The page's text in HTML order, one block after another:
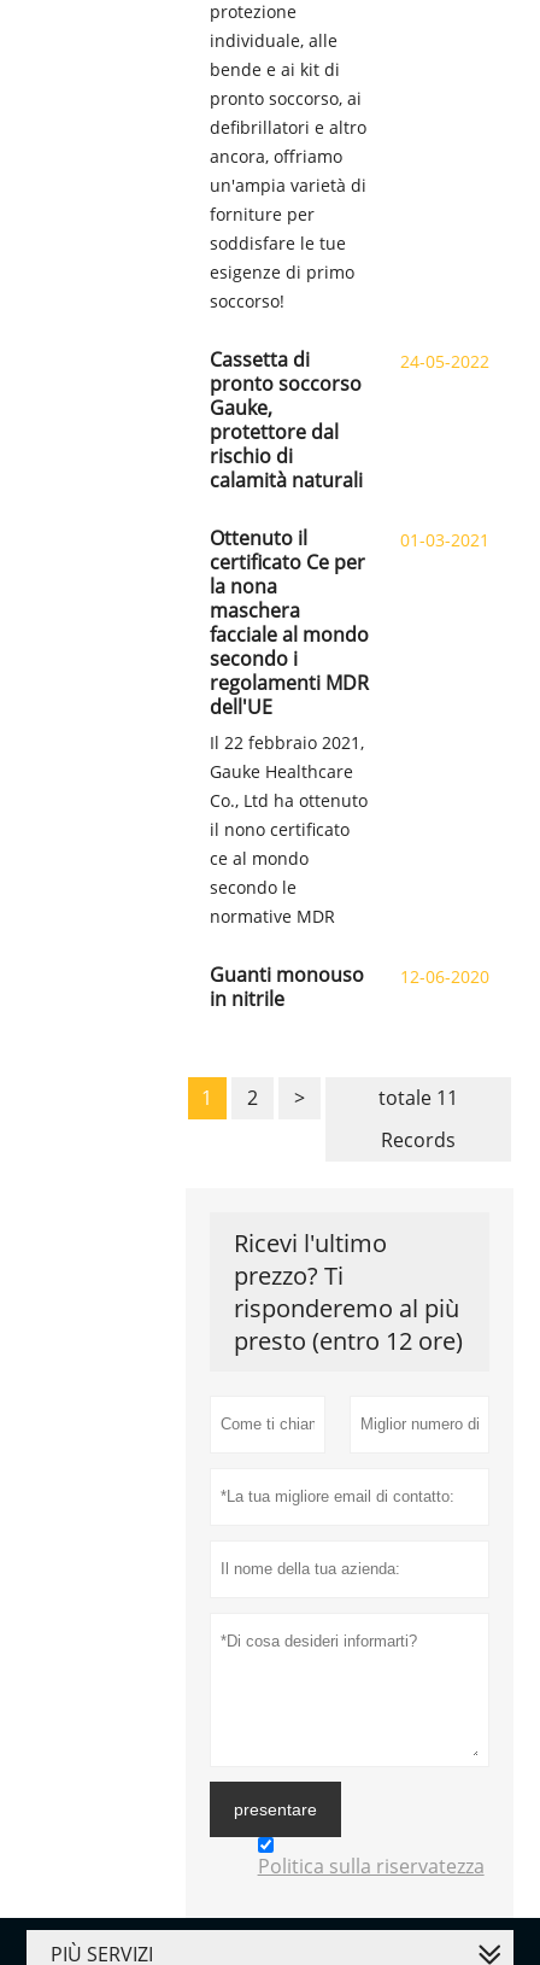
protezione
individuale, alle
bende e ai kit di
pronto soccorso, ai
defibrillatori e altro
ancora, offriamo
un'ampia varietà di
forniture per
soddisfare le tue
esigenze di primo
soccorso!
Cassetta di
pronto soccorso
Gauke,
protettore dal
rischio di
calamità naturali
24-05-2022
Ottenuto il
certificato Ce per
la nona
maschera
facciale al mondo
secondo i
regolamenti MDR
dell'UE
Il 22 febbraio 2021,
Gauke Healthcare
Co., Ltd ha ottenuto
il nono certificato
ce al mondo
secondo le
normative MDR
01-03-2021
Guanti monouso
in nitrile
12-06-2020
1 2 >
totale 11
Records
Ricevi l'ultimo
prezzo? Ti
risponderemo al più
presto (entro 12 ore)
presentare
Politica sulla riservatezza
PIÙ SERVIZI